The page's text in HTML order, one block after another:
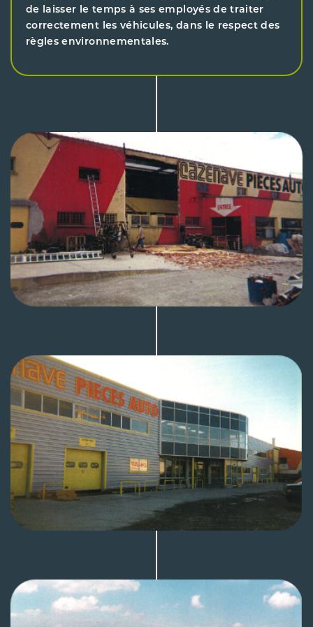
de laisser le temps à ses employés de traiter
correctement les véhicules, dans le respect des
règles environnementales.